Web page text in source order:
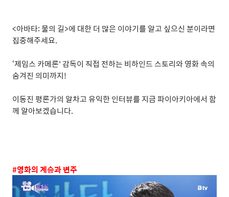
<아바타:물의 길>에 대한 더 많은 이야기를 알고 싶으신 분이라면
집중해주세요.
‘제임스 카메론' 감독이 직접 전하는 비하인드 스토리와 영화 속의
숨겨진 의미까지!
이동진 평론가의 알차고 유익한 인터뷰를 지금 파이아키아에서 함
께 알아보겠습니다.
#영화의 계승과 변주